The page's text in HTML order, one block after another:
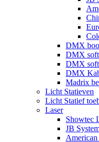
DMX
DMX
DMX
DMX
Madrix
Licht Statieven
Licht Statief
Laser
Showtec
JB
American